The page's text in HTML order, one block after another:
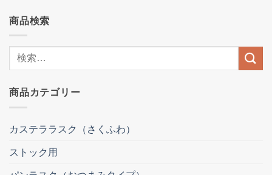
商品検索
果:
商品カテゴリー
カステララスク（さくふわ）
ストック用